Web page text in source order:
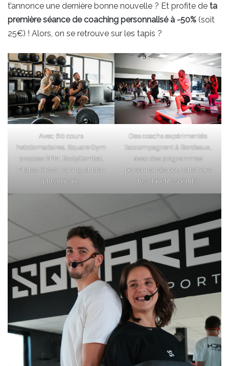
t’annonce une dernière bonne nouvelle ? Et profite de ta
première séance de coaching personnalisé à -50% (soit
25€) ! Alors, on se retrouve sur les tapis ?
Avec 60 cours
hebdomadaires, Square Gym
propose RPM, BodyCombat,
Pilates, Cross Training et bien
plus encore.
Des coachs expérimentés
t’accompagnent à Bordeaux,
avec des programmes
personnalisés pour atteindre
tes objectifs sportifs.